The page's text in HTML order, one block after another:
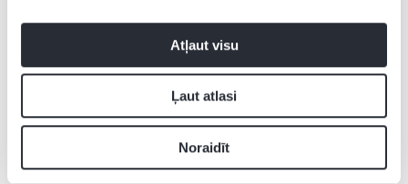
Atļaut visu
Ļaut atlasi
Noraidīt
Djego Kosta Madrides Atletico
Pievienot komentāru